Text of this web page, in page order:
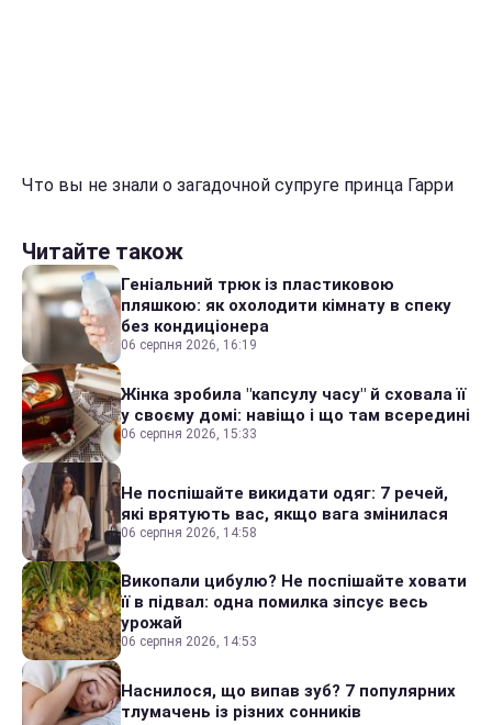
Что вы не знали о загадочной супруге принца Гарри
Читайте також
Геніальний трюк із пластиковою
пляшкою: як охолодити кімнату в спеку
без кондиціонера
06 серпня 2026, 16:19
Жінка зробила "капсулу часу" й сховала її
у своєму домі: навіщо і що там всередині
06 серпня 2026, 15:33
Не поспішайте викидати одяг: 7 речей,
які врятують вас, якщо вага змінилася
06 серпня 2026, 14:58
Викопали цибулю? Не поспішайте ховати
її в підвал: одна помилка зіпсує весь
урожай
06 серпня 2026, 14:53
Наснилося, що випав зуб? 7 популярних
тлумачень із різних сонників